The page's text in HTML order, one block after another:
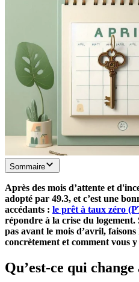
Sommaire
Après des mois d’attente et
adopté par 49.3, et c’est une
accédants : le prêt à taux zéro
répondre à la crise du logement.
pas avant le mois d’avril,
concrètement et comment vous
Qu’est-ce qui